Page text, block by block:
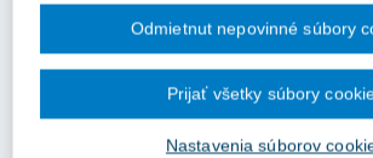
ako budúcim objednávateľom) a
zmluve ako budúcim zhotoviteľom) ktorý
a odborné kapacity uchádzačovi - predmetné
zmluve obsahuje identifikáciu ktoré podmienky
preukázané hospodárskym subjektom, tzv.
Nastavenia súborov
Odmietnut nepovinné súbory
Prijať všetky súbory